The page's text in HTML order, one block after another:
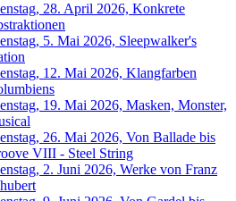
28. April 2026, Konkrete
5. Mai 2026, Sleepwalker's
12. Mai 2026, Klangfarben
19. Mai 2026, Masken, Monster,
26. Mai 2026, Von Ballade bis
VIII - Steel String
2. Juni 2026, Werke von Franz